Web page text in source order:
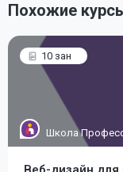
Похожие
10 зан
Школа